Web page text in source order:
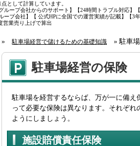
として計算しています。
ープ会社からのサポート】【24時間トラブル対応】
ープ会社】【 公式HPに全国での運営実績が記載】【
営業売り上げで算出
» 駐車場経営で儲けるための基礎知識 »駐車
駐車場経営の保険
駐車場を経営するならば、万が一に備え
って必要な保険は異なります。それぞ
ようにしましょう。
施設賠償責任保険